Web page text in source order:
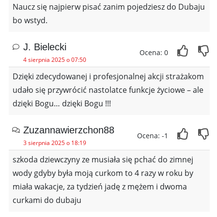
Naucz się najpierw pisać zanim pojedziesz do Dubaju
bo wstyd.
J. Bielecki
4 sierpnia 2025 o 07:50
Ocena: 0
Dzięki zdecydowanej i profesjonalnej akcji strażakom
udało się przywrócić nastolatce funkcje życiowe – ale
dzięki Bogu… dzięki Bogu !!!
Zuzannawierzchon88
3 sierpnia 2025 o 18:19
Ocena: -1
szkoda dziewczyny ze musiała się pchać do zimnej
wody gdyby była moją curkom to 4 razy w roku by
miała wakacje, za tydzień jadę z mężem i dwoma
curkami do dubaju